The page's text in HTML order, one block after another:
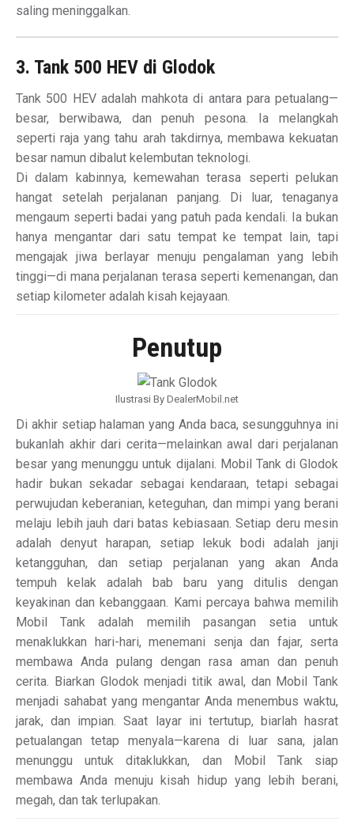
saling meninggalkan.
3. Tank 500 HEV di Glodok
Tank 500 HEV adalah mahkota di antara para petualang—
besar, berwibawa, dan penuh pesona. Ia melangkah
seperti raja yang tahu arah takdirnya, membawa kekuatan
besar namun dibalut kelembutan teknologi.
Di dalam kabinnya, kemewahan terasa seperti pelukan
hangat setelah perjalanan panjang. Di luar, tenaganya
mengaum seperti badai yang patuh pada kendali. Ia bukan
hanya mengantar dari satu tempat ke tempat lain, tapi
mengajak jiwa berlayar menuju pengalaman yang lebih
tinggi—di mana perjalanan terasa seperti kemenangan, dan
setiap kilometer adalah kisah kejayaan.
Penutup
Ilustrasi By DealerMobil.net
Di akhir setiap halaman yang Anda baca, sesungguhnya ini
bukanlah akhir dari cerita—melainkan awal dari perjalanan
besar yang menunggu untuk dijalani. Mobil Tank di Glodok
hadir bukan sekadar sebagai kendaraan, tetapi sebagai
perwujudan keberanian, keteguhan, dan mimpi yang berani
melaju lebih jauh dari batas kebiasaan. Setiap deru mesin
adalah denyut harapan, setiap lekuk bodi adalah janji
ketangguhan, dan setiap perjalanan yang akan Anda
tempuh kelak adalah bab baru yang ditulis dengan
keyakinan dan kebanggaan. Kami percaya bahwa memilih
Mobil Tank adalah memilih pasangan setia untuk
menaklukkan hari-hari, menemani senja dan fajar, serta
membawa Anda pulang dengan rasa aman dan penuh
cerita. Biarkan Glodok menjadi titik awal, dan Mobil Tank
menjadi sahabat yang mengantar Anda menembus waktu,
jarak, dan impian. Saat layar ini tertutup, biarlah hasrat
petualangan tetap menyala—karena di luar sana, jalan
menunggu untuk ditaklukkan, dan Mobil Tank siap
membawa Anda menuju kisah hidup yang lebih berani,
megah, dan tak terlupakan.